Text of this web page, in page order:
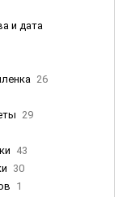
и дата
26
29
43
30
1